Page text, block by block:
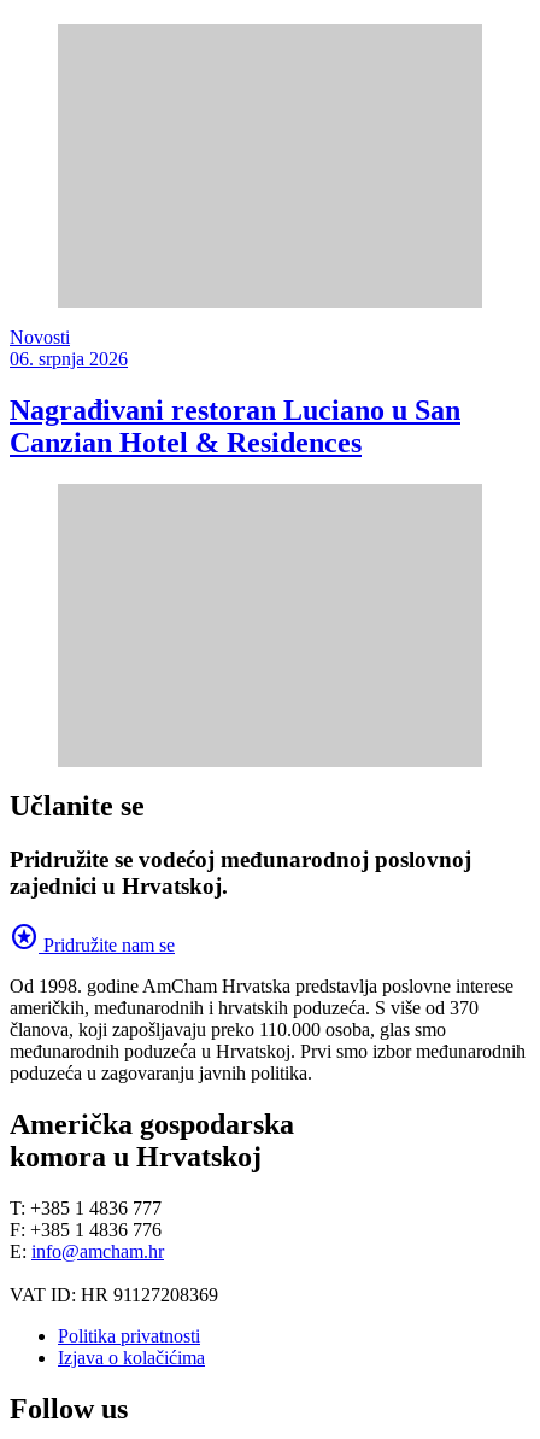
Novosti
06. srpnja 2026
Nagrađivani restoran Luciano u San
Canzian Hotel & Residences
Učlanite se
Pridružite se vodećoj međunarodnoj poslovnoj
zajednici u Hrvatskoj.
stars Pridružite nam se
Od 1998. godine AmCham Hrvatska predstavlja poslovne interese
američkih, međunarodnih i hrvatskih poduzeća. S više od 370
članova, koji zapošljavaju preko 110.000 osoba, glas smo
međunarodnih poduzeća u Hrvatskoj. Prvi smo izbor međunarodnih
poduzeća u zagovaranju javnih politika.
Američka gospodarska
komora u Hrvatskoj
T: +385 1 4836 777
F: +385 1 4836 776
E: info@amcham.hr
VAT ID: HR 91127208369
Politika privatnosti
Izjava o kolačićima
Follow us